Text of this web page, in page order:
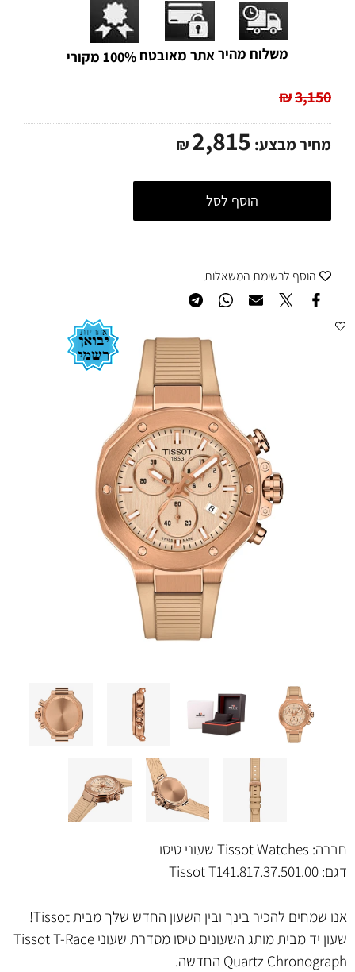
משלוח מהיראתר מאובטח 100% מקורי
₪3,150
מחיר מבצע: ₪2,815
הוסף לסל
הוסף לרשימת המשאלות
חברה:
דגם: Tissot T141.817.37.501.00
אנו שמחים להכיר בינך ובין השעון החדש שלך מבית Tissot!
שעון יד מבית מותג השעונים טיסו מסדרת שעוני Tissot T-Race
Quartz Chronograph החדשה.